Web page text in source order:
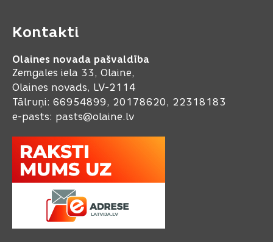
Kontakti
Olaines novada pašvaldība
Zemgales iela 33, Olaine,
Olaines novads, LV-2114
Tālruņi: 66954899, 20178620, 22318183
e-pasts: pasts@olaine.lv